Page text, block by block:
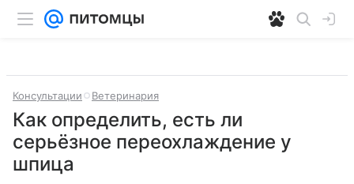
Консультации Ветеринария
Как определить, есть ли
серьёзное переохлаждение у
шпица